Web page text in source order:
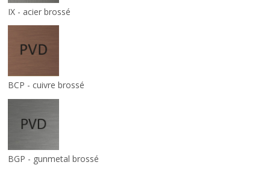
IX - acier brossé
BCP - cuivre brossé
BGP - gunmetal brossé